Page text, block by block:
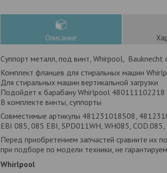
Описание
Суппорт металл, под винт, Whirpool, Bauknecht
Комплект фланцев для стиральных машин
Для стиральных машин вертикальной загрузки
Подойдет к барабану Whirlpool 480111102218
В комплекте винты, суппорты
Совместимые артикулы 481231018508,
EBI 085, 085 EBI, SPD011WH, WH085,
Перед приобретением запчастей сравните их
при подборе по модели техники, не
Whirlpool